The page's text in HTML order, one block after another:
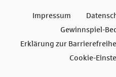
Impressum
Gewinnspiel-
Erklärung zur
Cookie-